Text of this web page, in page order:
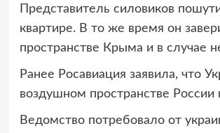
Представитель силовиков
квартире. В то же время он
пространстве Крыма и в случае
Ранее Росавиация заявила, что
воздушном пространстве
Ведомство потребовало от